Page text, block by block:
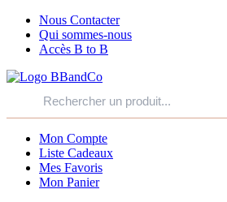
Nous Contacter
Qui sommes-nous
Accès B to B
Mon Compte
Liste Cadeaux
Mes Favoris
Mon Panier